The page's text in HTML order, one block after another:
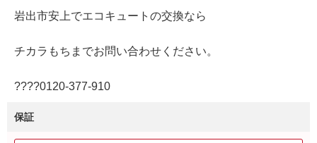
岩出市安上でエコキュートの交換なら
チカラもちまでお問い合わせください。
????0120-377-910
保証